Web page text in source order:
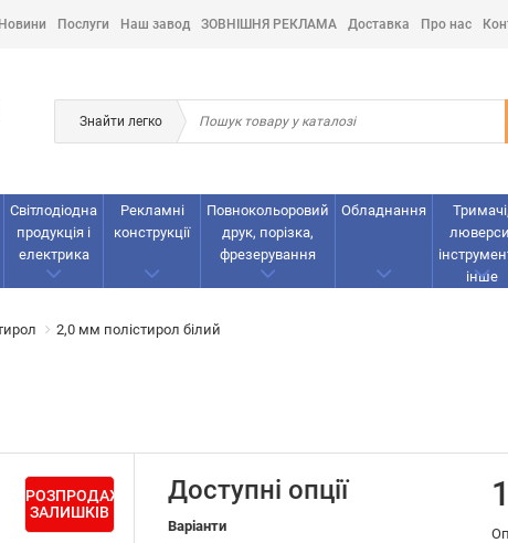
Новини Послуги Наш завод ЗОВНІШНЯ РЕКЛАМА Доставка Про нас
Знайти легко
Світлодіодна
продукція і
електрика
Рекламнi
конструкції
Повнокольоровий
друк, порізка,
фрезерування
Обладнання
Тримачі,
інше
2,0 мм полістирол білий
РОЗПРОДАЖ
ЗАЛИШКІВ
Доступні опції
Варіанти